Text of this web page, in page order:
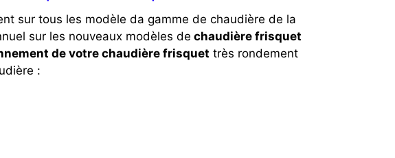
sur tous les modèle da gamme de chaudière de la
sur les nouveaux modèles de chaudière frisquet
de votre chaudière frisquet très rondement
: